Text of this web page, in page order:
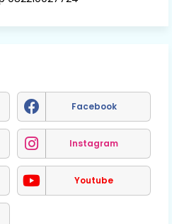
Facebook
Instagram
Youtube